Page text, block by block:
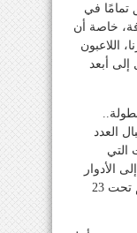
تمامًا في
خاصة أن
اللاعبون
أبعد
العدد
التي
الأدوار
النهائية ومن ثم التأهل إلى بطولة العالم تحت 23